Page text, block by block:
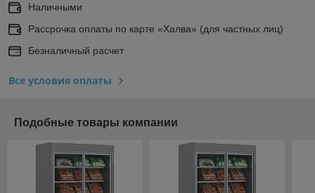
Наличными
Рассрочка оплаты по карте «Халва» (для частных лиц)
Безналичный расчет
Все условия оплаты
Подобные товары компании